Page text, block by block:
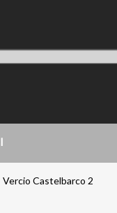
Vercio Castelbarco 2